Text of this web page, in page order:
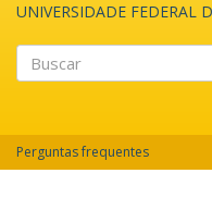
UNIVERSIDADE FEDERAL
Perguntas frequentes